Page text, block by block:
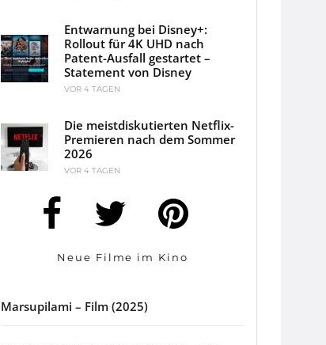
Entwarnung bei Disney+:
Rollout für 4K UHD nach
Patent-Ausfall gestartet –
Statement von Disney
VOR 4 TAGEN
Die meistdiskutierten Netflix-
Premieren nach dem Sommer
2026
VOR 4 TAGEN
Neue Filme im Kino
Marsupilami – Film (2025)